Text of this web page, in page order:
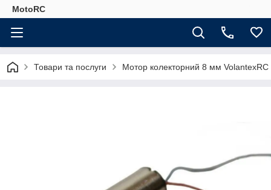
MotoRC
Товари та послуги Мотор колекторний 8 мм